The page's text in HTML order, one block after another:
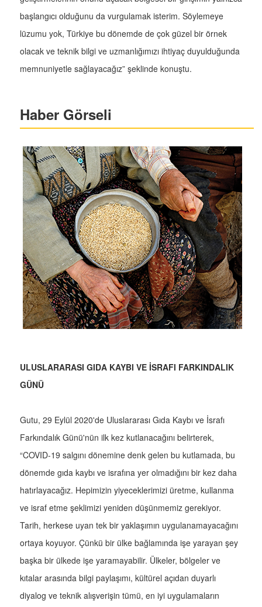
başlangıcı olduğunu da vurgulamak isterim. Söylemeye
lüzumu yok, Türkiye bu dönemde de çok güzel bir örnek
olacak ve teknik bilgi ve uzmanlığımızı ihtiyaç duyulduğunda
memnuniyetle sağlayacağız” şeklinde konuştu.
Haber Görseli
ULUSLARARASI GIDA KAYBI VE İSRAFI FARKINDALIK
GÜNÜ
Gutu, 29 Eylül 2020'de Uluslararası Gıda Kaybı ve İsrafı
Farkındalık Günü'nün ilk kez kutlanacağını belirterek,
“COVID-19 salgını dönemine denk gelen bu kutlamada, bu
dönemde gıda kaybı ve israfına yer olmadığını bir kez daha
hatırlayacağız. Hepimizin yiyeceklerimizi üretme, kullanma
ve israf etme şeklimizi yeniden düşünmemiz gerekiyor.
Tarih, herkese uyan tek bir yaklaşımın uygulanamayacağını
ortaya koyuyor. Çünkü bir ülke bağlamında işe yarayan şey
başka bir ülkede işe yaramayabilir. Ülkeler, bölgeler ve
kıtalar arasında bilgi paylaşımı, kültürel açıdan duyarlı
diyalog ve teknik alışverişin tümü, en iyi uygulamaların